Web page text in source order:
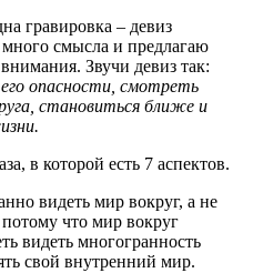
гравировка – девиз
смысла и предлагаю
Звучи девиз так:
опасности, смотреть
становиться ближе и
в которой есть 7 аспектов.
видеть мир вокруг, а не
что мир вокруг
видеть многогранность
свой внутренний мир.